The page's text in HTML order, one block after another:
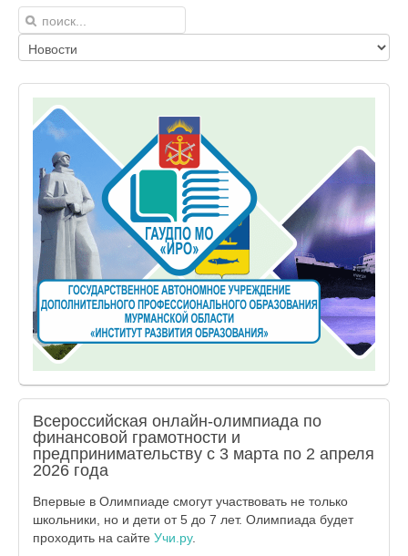
Всероссийская онлайн-олимпиада по
финансовой грамотности и
предпринимательству с 3 марта по 2 апреля
2026 года
Впервые в Олимпиаде смогут участвовать не только
школьники, но и дети от 5 до 7 лет. Олимпиада будет
проходить на сайте Учи.ру.